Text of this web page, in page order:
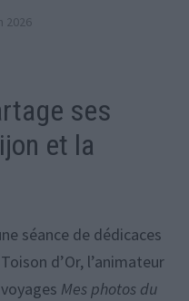
2026
ses
et la
séance de dédicaces
d’Or, l’animateur
Mes photos du